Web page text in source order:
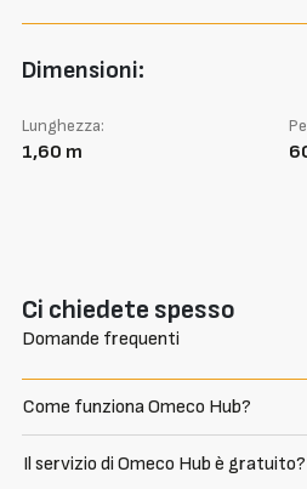
Dimensioni:
Lunghezza:
1,60 m
Ci chiedete spesso
Domande frequenti
Come funziona Omeco Hub?
Il servizio di Omeco Hub è gratuito?